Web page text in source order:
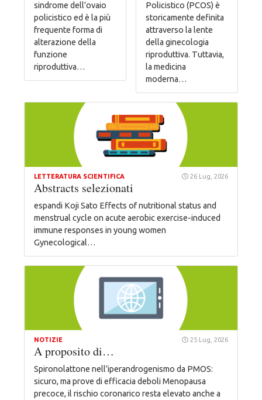
sindrome dell’ovaio
policistico ed è la più
frequente forma di
alterazione della
funzione
riproduttiva…
Policistico (PCOS) è
storicamente definita
attraverso la lente
della ginecologia
riproduttiva. Tuttavia,
la medicina
moderna…
LETTERATURA SCIENTIFICA 26 Lug, 2026
Abstracts selezionati
espandi Koji Sato Effects of nutritional status and
menstrual cycle on acute aerobic exercise-induced
immune responses in young women
Gynecological…
NOTIZIE 25 Lug, 2026
A proposito di…
Spironolattone nell’iperandrogenismo da PMOS:
sicuro, ma prove di efficacia deboli Menopausa
precoce, il rischio coronarico resta elevato anche a